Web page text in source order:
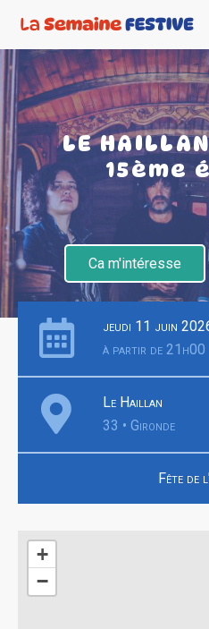
LE
15ème
Ca m'intéresse
jeudi 11 juin
à partir de 21h00
Le Haillan
33 • Gironde
Fête de
+
−